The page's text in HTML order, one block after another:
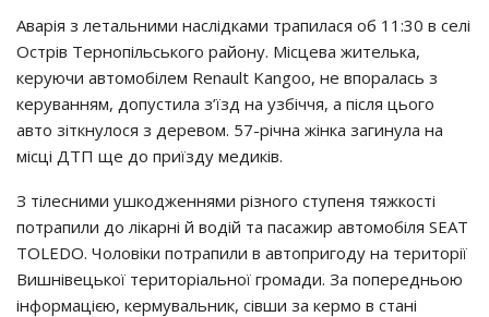
Аварія з летальними наслідками трапилася об 11:30 в селі
Острів Тернопільського району. Місцева жителька,
керуючи автомобілем Renault Kangoo, не впоралась з
керуванням, допустила з’їзд на узбіччя, а після цього
авто зіткнулося з деревом. 57-річна жінка загинула на
місці ДТП ще до приїзду медиків.
З тілесними ушкодженнями різного ступеня тяжкості
потрапили до лікарні й водій та пасажир автомобіля SEAT
TOLEDO. Чоловіки потрапили в автопригоду на території
Вишнівецької територіальної громади. За попередньою
інформацією, кермувальник, сівши за кермо в стані